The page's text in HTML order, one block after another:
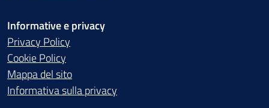
Informative e privacy
Privacy Policy
Cookie Policy
Mappa del sito
Informativa sulla privacy